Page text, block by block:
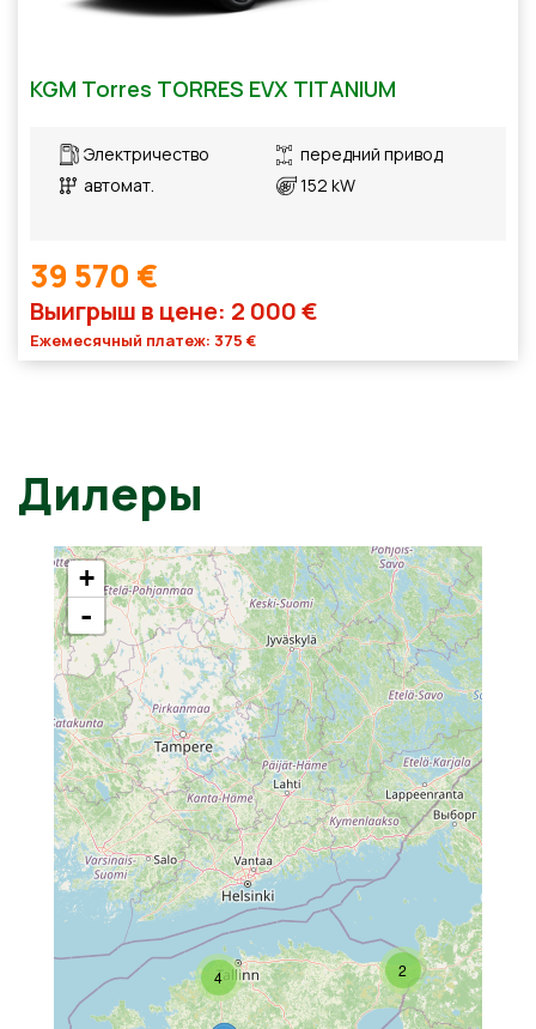
KGM Torres TORRES EVX TITANIUM
Электричество
автомат.
передний привод
152 kW
39 570 €
Выигрыш в цене: 2 000 €
Ежемесячный платеж: 375 €
Дилеры
2
4
+
-